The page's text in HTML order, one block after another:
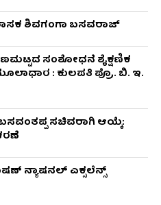
ಶಿವಗಂಗಾ ಬಸವರಾಜ್
ಸಂಶೋಧನೆ ಶೈಕ್ಷಣಿಕ
: ಕುಲಪತಿ ಪ್ರೊ. ಬಿ. ಇ.
ಸಚಿವರಾಗಿ ಆಯ್ಕೆ:
ನ್ಯಾಷನಲ್ ಎಕ್ಸಲೆನ್ಸ್